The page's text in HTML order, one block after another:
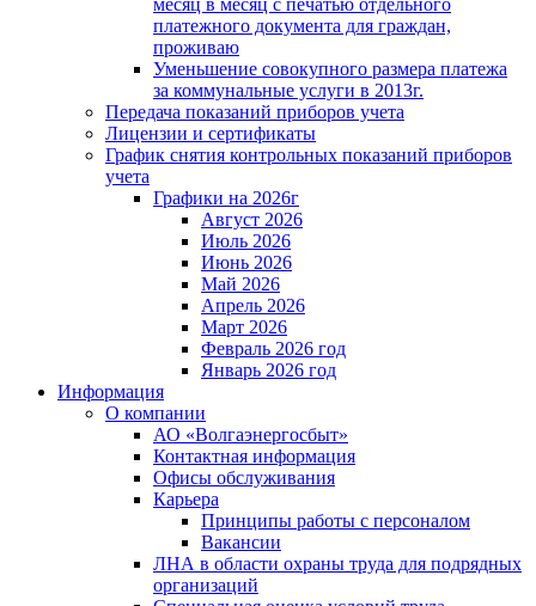
месяц в месяц с печатью отдельного
платежного документа для граждан,
проживаю
Уменьшение совокупного размера платежа
за коммунальные услуги в 2013г.
Передача показаний приборов учета
Лицензии и сертификаты
График снятия контрольных показаний приборов
учета
Графики на 2026г
Август 2026
Июль 2026
Июнь 2026
Май 2026
Апрель 2026
Март 2026
Февраль 2026 год
Январь 2026 год
Информация
О компании
АО «Волгаэнергосбыт»
Контактная информация
Офисы обслуживания
Карьера
Принципы работы с персоналом
Вакансии
ЛНА в области охраны труда для подрядных
организаций